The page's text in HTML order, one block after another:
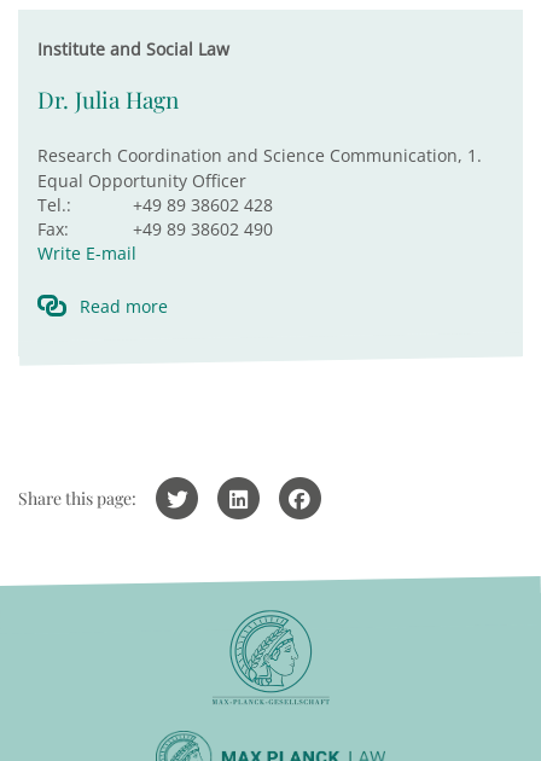
Institute and Social Law
Dr. Julia Hagn
Research Coordination and Science Communication, 1.
Equal Opportunity Officer
Tel.:
+49 89 38602 428
Fax:
+49 89 38602 490
Write E-mail
Read more
Share this page: